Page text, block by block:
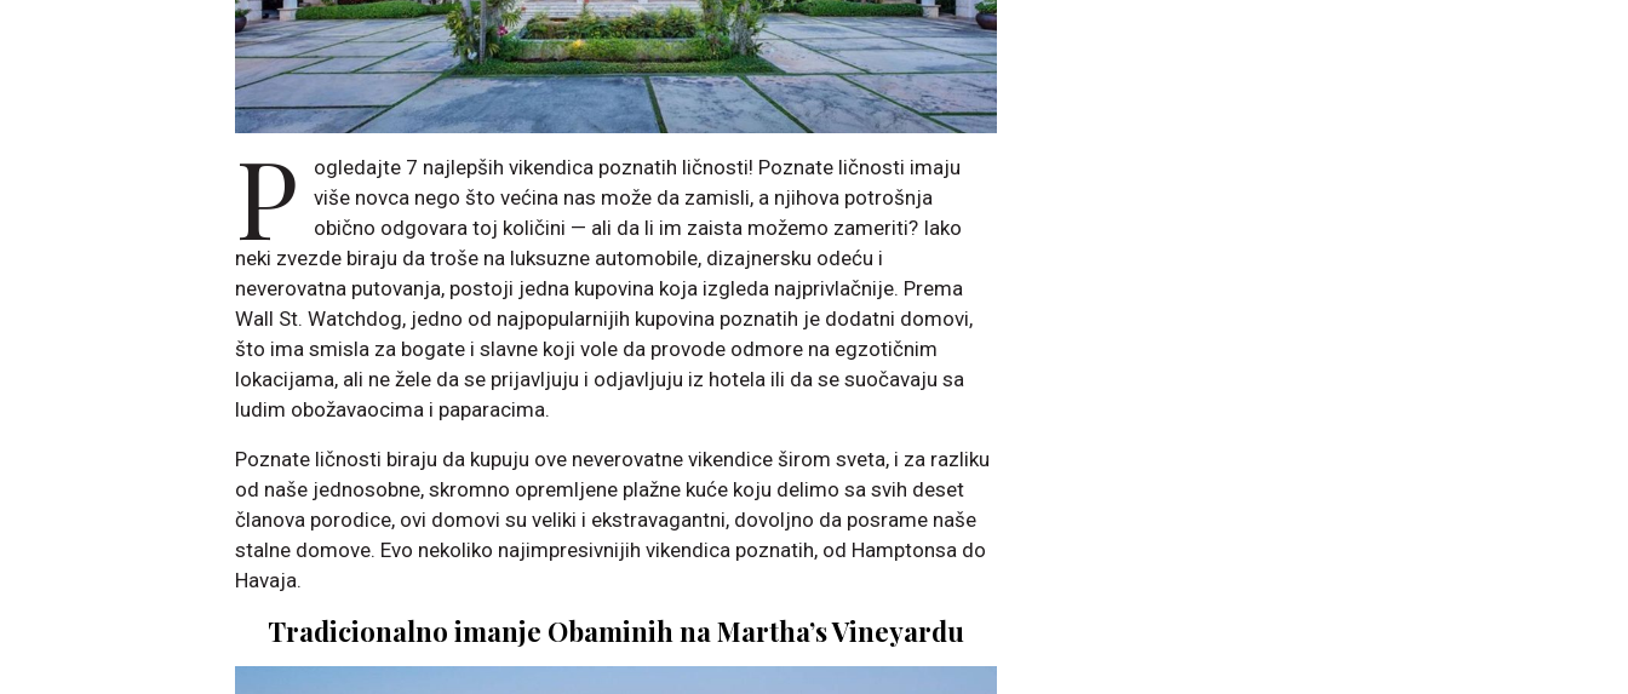
P
ogledajte 7 najlepših vikendica poznatih ličnosti! Poznate ličnosti imaju
više novca nego što većina nas može da zamisli, a njihova potrošnja
obično odgovara toj količini — ali da li im zaista možemo zameriti? Iako
neki zvezde biraju da troše na luksuzne automobile, dizajnersku odeću i
neverovatna putovanja, postoji jedna kupovina koja izgleda najprivlačnije. Prema
Wall St. Watchdog, jedno od najpopularnijih kupovina poznatih je dodatni domovi,
što ima smisla za bogate i slavne koji vole da provode odmore na egzotičnim
lokacijama, ali ne žele da se prijavljuju i odjavljuju iz hotela ili da se suočavaju sa
ludim obožavaocima i paparacima.
Poznate ličnosti biraju da kupuju ove neverovatne vikendice širom sveta, i za razliku
od naše jednosobne, skromno opremljene plažne kuće koju delimo sa svih deset
članova porodice, ovi domovi su veliki i ekstravagantni, dovoljno da posrame naše
stalne domove. Evo nekoliko najimpresivnijih vikendica poznatih, od Hamptonsa do
Havaja.
Tradicionalno imanje Obaminih na Martha’s Vineyardu